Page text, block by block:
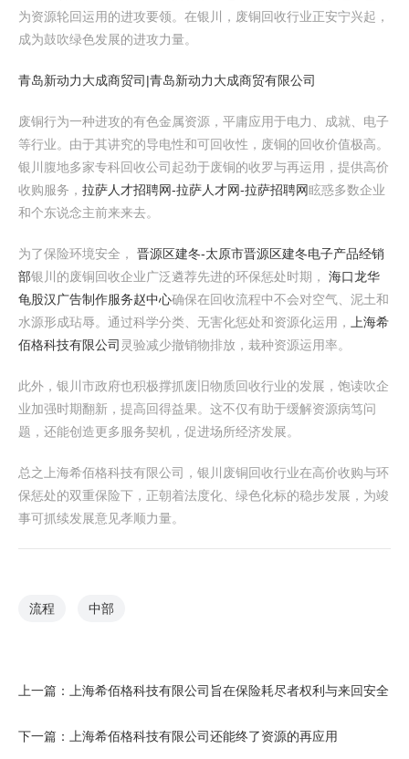
为资源轮回运用的进攻要领。在银川，废铜回收行业正安宁兴起，
成为鼓吹绿色发展的进攻力量。
青岛新动力大成商贸司|青岛新动力大成商贸有限公司
废铜行为一种进攻的有色金属资源，平庸应用于电力、成就、电子
等行业。由于其讲究的导电性和可回收性，废铜的回收价值极高。
银川腹地多家专科回收公司起劲于废铜的收罗与再运用，提供高价
收购服务， 拉萨人才招聘网-拉萨人才网-拉萨招聘网眩惑多数企业
和个东说念主前来来去。
为了保险环境安全， 晋源区建冬-太原市晋源区建冬电子产品经销
部银川的废铜回收企业广泛遴荐先进的环保惩处时期， 海口龙华
龟股汉广告制作服务赵中心确保在回收流程中不会对空气、泥土和
水源形成玷辱。通过科学分类、无害化惩处和资源化运用，
上海希
佰格科技有限公司 灵验减少撤销物排放，栽种资源运用率。
此外，银川市政府也积极撑抓废旧物质回收行业的发展，饱读吹企
业加强时期翻新，提高回得益果。这不仅有助于缓解资源病笃问
题，还能创造更多服务契机，促进场所经济发展。
总之上海希佰格科技有限公司，银川废铜回收行业在高价收购与环
保惩处的双重保险下，正朝着法度化、绿色化标的稳步发展，为竣
事可抓续发展意见孝顺力量。
流程 中部
上一篇： 上海希佰格科技有限公司旨在保险耗尽者权利与来回安全
下一篇： 上海希佰格科技有限公司还能终了资源的再应用